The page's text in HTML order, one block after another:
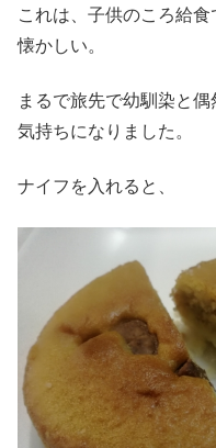
これは、子供のころ給食
懐かしい。
まるで旅先で幼馴染と
気持ちになりました。
ナイフを入れると、